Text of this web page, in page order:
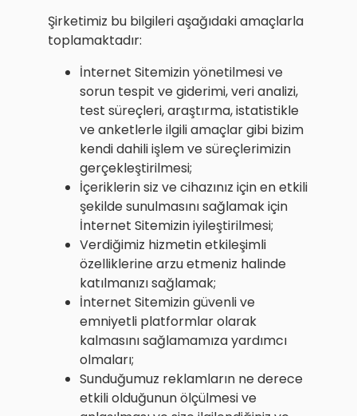
Şirketimiz bu bilgileri aşağıdaki amaçlarla
toplamaktadır:
İnternet Sitemizin yönetilmesi ve
sorun tespit ve giderimi, veri analizi,
test süreçleri, araştırma, istatistikle
ve anketlerle ilgili amaçlar gibi bizim
kendi dahili işlem ve süreçlerimizin
gerçekleştirilmesi;
İçeriklerin siz ve cihazınız için en etkili
şekilde sunulmasını sağlamak için
İnternet Sitemizin iyileştirilmesi;
Verdiğimiz hizmetin etkileşimli
özelliklerine arzu etmeniz halinde
katılmanızı sağlamak;
İnternet Sitemizin güvenli ve
emniyetli platformlar olarak
kalmasını sağlamamıza yardımcı
olmaları;
Sunduğumuz reklamların ne derece
etkili olduğunun ölçülmesi ve